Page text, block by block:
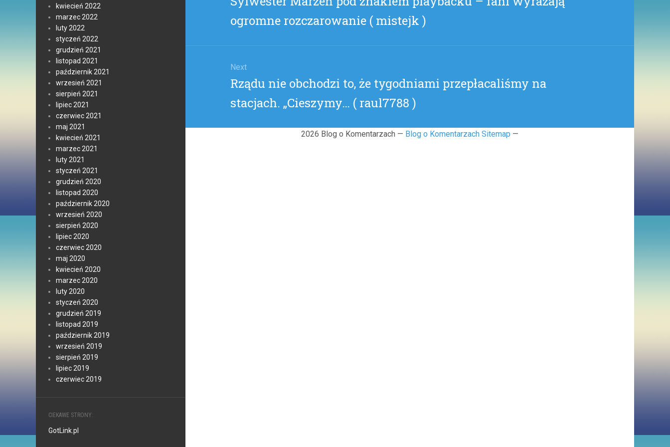
kwiecień 2022
marzec 2022
luty 2022
styczeń 2022
grudzień 2021
listopad 2021
październik 2021
wrzesień 2021
sierpień 2021
lipiec 2021
czerwiec 2021
maj 2021
kwiecień 2021
marzec 2021
luty 2021
styczeń 2021
grudzień 2020
listopad 2020
październik 2020
wrzesień 2020
sierpień 2020
lipiec 2020
czerwiec 2020
maj 2020
kwiecień 2020
marzec 2020
luty 2020
styczeń 2020
grudzień 2019
listopad 2019
październik 2019
wrzesień 2019
sierpień 2019
lipiec 2019
czerwiec 2019
CIEKAWE STRONY:
GotLink.pl
post:
ogromne rozczarowanie ( mistejk )
Next
Next
Rządu nie obchodzi to, że tygodniami przepłacaliśmy na
stacjach. „Cieszymy… ( raul7788 )
2026 Blog o Komentarzach — Blog o Komentarzach Sitemap —